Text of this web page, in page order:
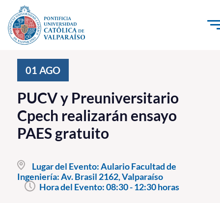
Click acá para ir directamente al contenido
Investigación, Creación e Innovación
PUCV Internacional
Vinculación con el Medio
Pregrado
Postgrado
01 AGO
PUCV y Preuniversitario
Cpech realizarán ensayo
PAES gratuito
Lugar del Evento:Aulario Facultad de
Ingeniería: Av. Brasil 2162, Valparaíso
Hora del Evento:08:30 - 12:30 horas